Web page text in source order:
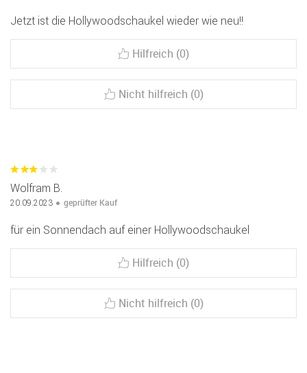
Jetzt ist die Hollywoodschaukel wieder wie neu!!
Hilfreich (0)
Nicht hilfreich (0)
Wolfram B.
20.09.2023 geprüfter Kauf
für ein Sonnendach auf einer Hollywoodschaukel
Hilfreich (0)
Nicht hilfreich (0)